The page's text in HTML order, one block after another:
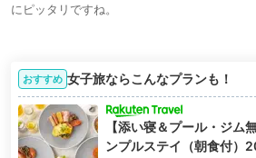
にピッタリですね。
おすすめ 女子旅ならこんなプランも！
【添い寝＆プール・ジム
ンプルステイ（朝食付）